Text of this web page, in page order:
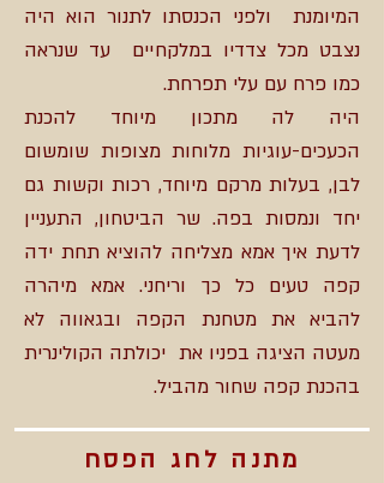
המיומנת ולפני הכנסתו לתנור הוא היה
נצבט מכל צדדיו במלקחיים עד שנראה
כמו פרח עם עלי תפרחת.
היה לה מתכון מיוחד להכנת
הכעכים-עוגיות מלוחות מצופות שומשום
לבן, בעלות מרקם מיוחד, רכות וקשות גם
יחד ונמסות בפה. שר הביטחון, התעניין
לדעת איך אמא מצליחה להוציא תחת ידה
קפה טעים כל כך וריחני. אמא מיהרה
להביא את מטחנת הקפה ובגאווה לא
מעטה הציגה בפניו את יכולתה הקולינרית
בהכנת קפה שחור מהביל.
מתנה לחג הפסח